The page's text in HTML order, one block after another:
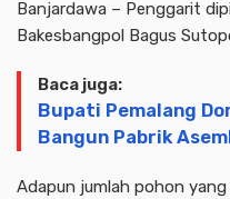
Banjardawa – Penggarit
Bakesbangpol Bagus
Baca juga:
Bupati Pemalang
Bangun Pabrik
Adapun jumlah pohon